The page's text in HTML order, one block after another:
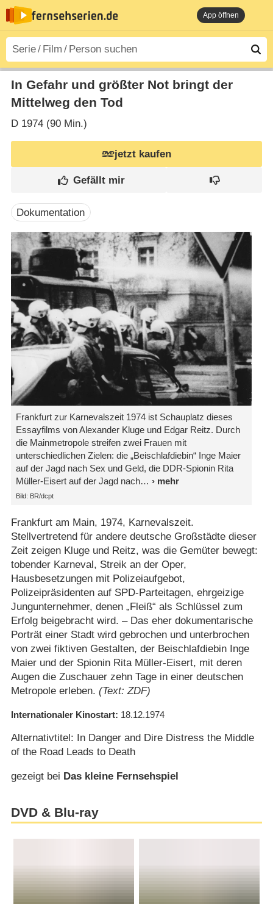
App öffnen
In Gefahr und größter Not bringt der
Mittelweg den Tod
D1974 (90 Min.)
jetzt kaufen
Dokumentation
Frankfurt zur Karnevalszeit 1974 ist Schauplatz dieses
Essayfilms von Alexander Kluge und Edgar Reitz. Durch
die Mainmetropole streifen zwei Frauen mit
unterschiedlichen Zielen: die „Beischlafdiebin“ Inge Maier
auf der Jagd nach Sex und Geld, die DDR-Spionin Rita
Müller-Eisert auf der Jagd nach
Bild: BR/​dcpt
Frankfurt am Main, 1974, Karnevalszeit.
Stellvertretend für andere deutsche Großstädte dieser
Zeit zeigen Kluge und Reitz, was die Gemüter bewegt:
tobender Karneval, Streik an der Oper,
Hausbesetzungen mit Polizeiaufgebot,
Polizeipräsidenten auf SPD-Parteitagen, ehrgeizige
Jungunternehmer, denen „Fleiß“ als Schlüssel zum
Erfolg beigebracht wird. – Das eher dokumentarische
Porträt einer Stadt wird gebrochen und unterbrochen
von zwei fiktiven Gestalten, der Beischlafdiebin Inge
Maier und der Spionin Rita Müller-Eisert, mit deren
Augen die Zuschauer zehn Tage in einer deutschen
Metropole erleben. (Text: ZDF)
Internationaler Kinostart 18.12.1974
Alternativtitel: In Danger and Dire Distress the Middle
of the Road Leads to Death
gezeigt bei Das kleine Fernsehspiel
DVD & Blu-ray